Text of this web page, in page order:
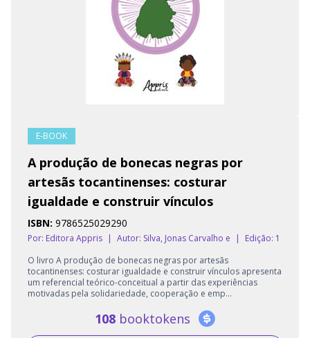
E-BOOK
A produção de bonecas negras por
artesãs tocantinenses: costurar
igualdade e construir vínculos
ISBN: 9786525029290
Por: Editora Appris | Autor: Silva, Jonas Carvalho e |
Edição: 1
O livro A produção de bonecas negras por artesãs
tocantinenses: costurar igualdade e construir vínculos apresenta
um referencial teórico-conceitual a partir das experiências
motivadas pela solidariedade, cooperação e emp...
108 booktokens